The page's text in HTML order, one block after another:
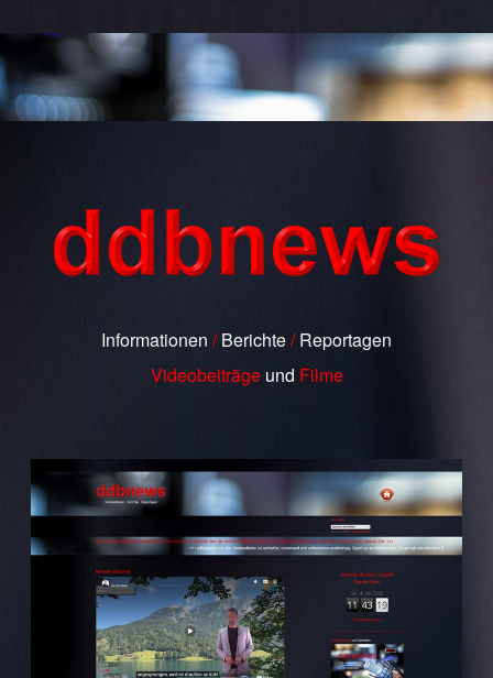
Informationen /Berichte/Reportagen
Videobeiträge und Filme